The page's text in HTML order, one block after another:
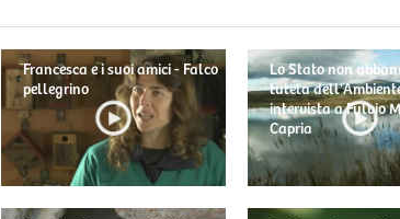
Francesca e i suoi amici - Falco
pellegrino
Lo Stato non
tutela
intervista a Fulvio
Capria